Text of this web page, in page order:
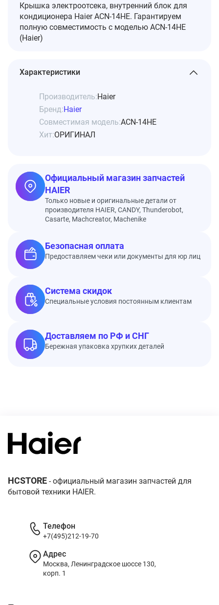
Крышка электроотсека, внутренний блок для
кондиционера Haier ACN-14HE. Гарантируем
полную совместимость с моделью ACN-14HE
(Haier)
Характеристики
Производитель:Haier
Бренд:Haier
Совместимая модель:ACN-14HE
Хит:ОРИГИНАЛ
Официальный магазин запчастей
HAIER
Только новые и оригинальные детали от
производителя HAIER, CANDY, Thunderobot,
Casarte, Machcreator, Machenike
Безопасная оплата
Предоставляем чеки или документы для юр лиц
Система скидок
Специальные условия постоянным клиентам
Доставляем по РФ и СНГ
Бережная упаковка хрупких деталей
HCSTORE - официальный магазин запчастей для
бытовой техники HAIER.
Телефон
+7(495)212-19-70
Адрес
Москва, Ленинградское шоссе 130,
корп. 1